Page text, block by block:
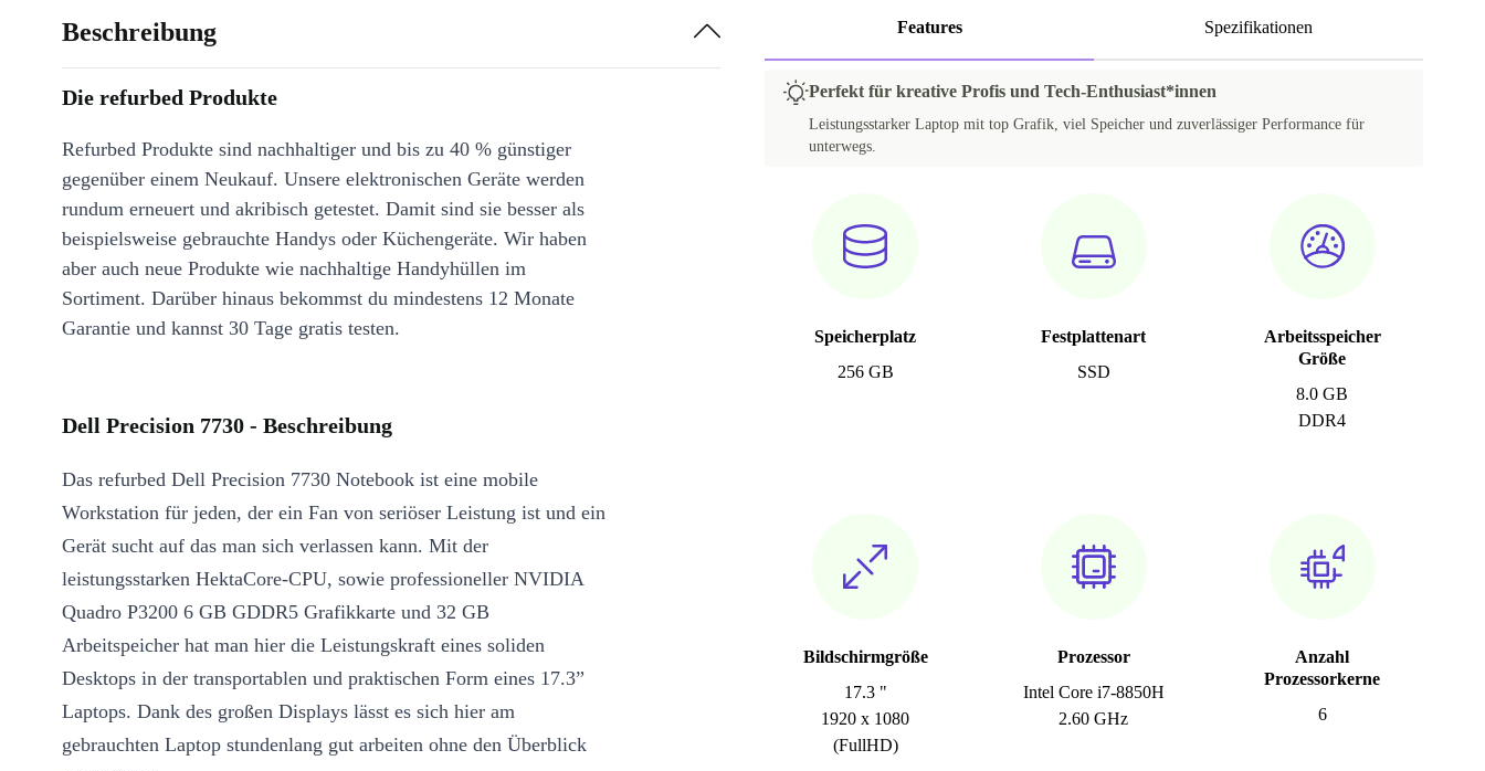
Features Spezifikationen
Perfekt für kreative Profis und Tech-Enthusiast*innen
Leistungsstarker Laptop mit top Grafik, viel Speicher und zuverlässiger Performance für
unterwegs.
Speicherplatz
256 GB
Festplattenart
SSD
Arbeitsspeicher
Größe
8.0 GB
DDR4
Bildschirmgröße
17.3 "
1920 x 1080
(FullHD)
Prozessor
Intel Core i7-8850H
2.60 GHz
Anzahl
Prozessorkerne
6
Beschreibung
Die refurbed Produkte
Refurbed Produkte sind nachhaltiger und bis zu 40 % günstiger
gegenüber einem Neukauf. Unsere elektronischen Geräte werden
rundum erneuert und akribisch getestet. Damit sind sie besser als
beispielsweise gebrauchte Handys oder Küchengeräte. Wir haben
aber auch neue Produkte wie nachhaltige Handyhüllen im
Sortiment. Darüber hinaus bekommst du mindestens 12 Monate
Garantie und kannst 30 Tage gratis testen.
Dell Precision 7730 - Beschreibung
Das refurbed Dell Precision 7730 Notebook ist eine mobile
Workstation für jeden, der ein Fan von seriöser Leistung ist und ein
Gerät sucht auf das man sich verlassen kann. Mit der
leistungsstarken HektaCore-CPU, sowie professioneller NVIDIA
Quadro P3200 6 GB GDDR5 Grafikkarte und 32 GB
Arbeitspeicher hat man hier die Leistungskraft eines soliden
Desktops in der transportablen und praktischen Form eines 17.3”
Laptops. Dank des großen Displays lässt es sich hier am
gebrauchten Laptop stundenlang gut arbeiten ohne den Überblick